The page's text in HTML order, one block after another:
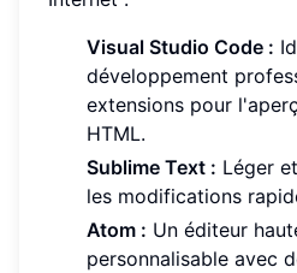
Visual Studio Code :
développement
extensions pour
HTML.
Sublime Text : Léger
les modifications
Atom : Un éditeur
personnalisable avec